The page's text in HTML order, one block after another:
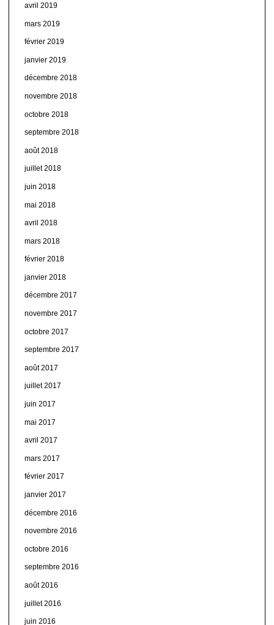
avril 2019
mars 2019
février 2019
janvier 2019
décembre 2018
novembre 2018
octobre 2018
septembre 2018
août 2018
juillet 2018
juin 2018
mai 2018
avril 2018
mars 2018
février 2018
janvier 2018
décembre 2017
novembre 2017
octobre 2017
septembre 2017
août 2017
juillet 2017
juin 2017
mai 2017
avril 2017
mars 2017
février 2017
janvier 2017
décembre 2016
novembre 2016
octobre 2016
septembre 2016
août 2016
juillet 2016
juin 2016